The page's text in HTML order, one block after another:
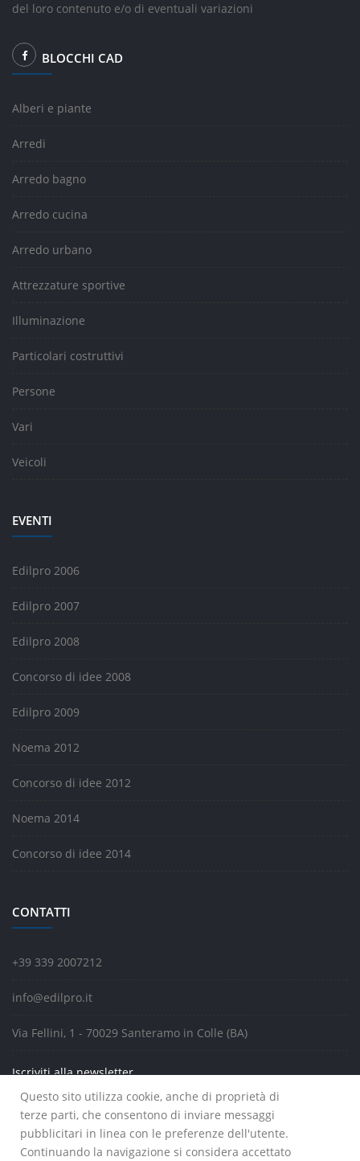
Questo sito utilizza cookie, anche di proprietà di
terze parti, che consentono di inviare messaggi
pubblicitari in linea con le preferenze dell'utente.
Continuando la navigazione si considera accettato
del loro contenuto e/o di eventuali variazioni
BLOCCHI CAD
Alberi e piante
Arredi
Arredo bagno
Arredo cucina
Arredo urbano
Attrezzature sportive
Illuminazione
Particolari costruttivi
Persone
Vari
Veicoli
EVENTI
Edilpro 2006
Edilpro 2007
Edilpro 2008
Concorso di idee 2008
Edilpro 2009
Noema 2012
Concorso di idee 2012
Noema 2014
Concorso di idee 2014
CONTATTI
+39 339 2007212
info@edilpro.it
Via Fellini, 1 - 70029 Santeramo in Colle (BA)
Iscriviti alla newsletter